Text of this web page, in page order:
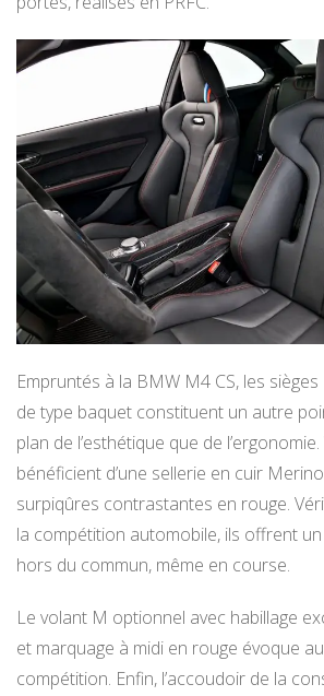
Empruntés à la BMW M4 CS, les
de type baquet constituent un autre
plan de l’esthétique que de
bénéficient d’une sellerie en cuir
surpiqûres contrastantes en rouge.
la compétition automobile, ils offrent
hors du commun, même en course.
Le volant M optionnel avec habillage
et marquage à midi en rouge évoque
compétition. Enfin, l’accoudoir de la